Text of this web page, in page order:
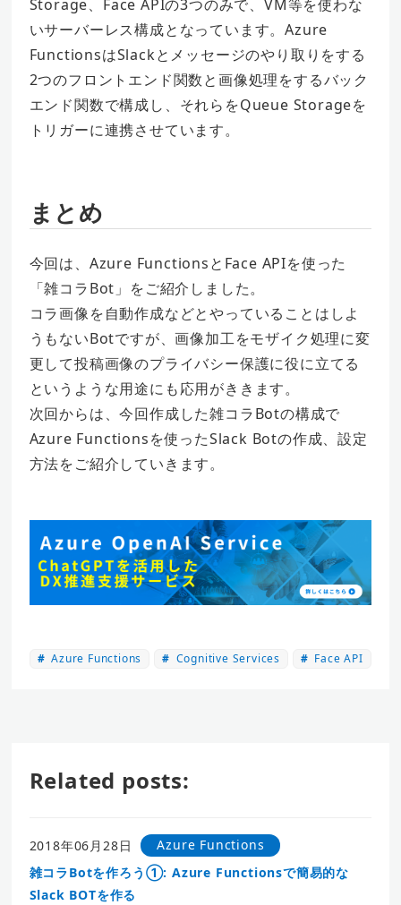
Storage、Face APIの3つのみで、VM等を使わな
いサーバーレス構成となっています。Azure
FunctionsはSlackとメッセージのやり取りをする
2つのフロントエンド関数と画像処理をするバック
エンド関数で構成し、それらをQueue Storageを
トリガーに連携させています。
まとめ
今回は、Azure FunctionsとFace APIを使った
「雑コラBot」をご紹介しました。
コラ画像を自動作成などとやっていることはしよ
うもないBotですが、画像加工をモザイク処理に変
更して投稿画像のプライバシー保護に役に立てる
というような用途にも応用がききます。
次回からは、今回作成した雑コラBotの構成で
Azure Functionsを使ったSlack Botの作成、設定
方法をご紹介していきます。
Azure Functions Cognitive Services Face API
Related posts:
2018年06月28日
Azure Functions
雑コラBotを作ろう①: Azure Functionsで簡易的な
Slack BOTを作る